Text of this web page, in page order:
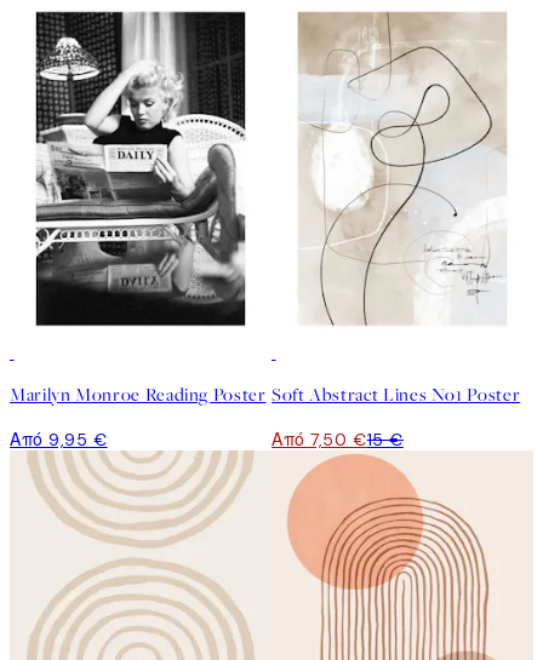
Marilyn Monroe Reading Poster
Από 9,95 €
Soft Abstract Lines No1 Poster
Από 7,50 €15 €